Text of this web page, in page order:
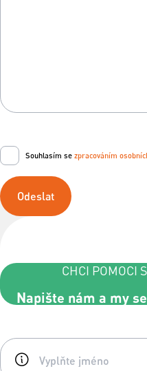
Souhlasím se zpracováním
Odeslat
CHCI POMOCI
Napište nám a my